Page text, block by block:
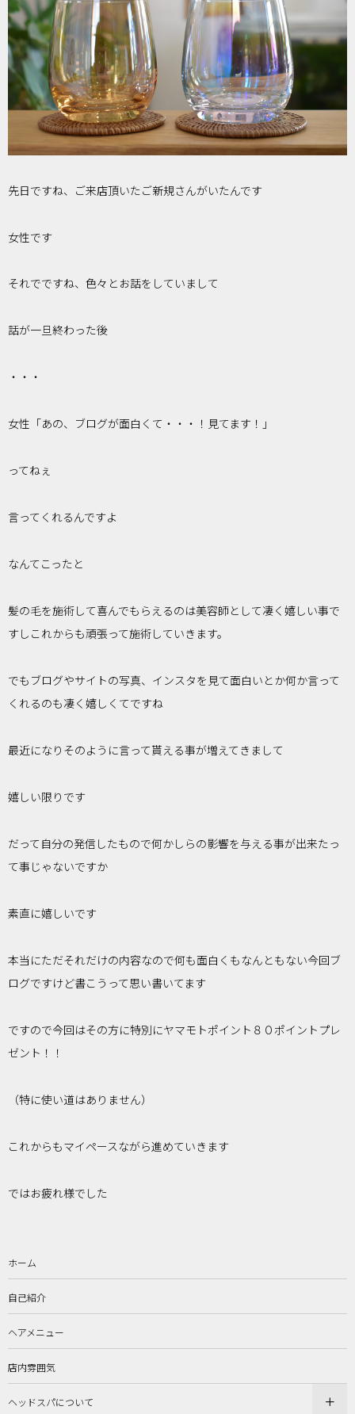
先日ですね、ご来店頂いたご新規さんがいたんです
女性です
それでですね、色々とお話をしていまして
話が一旦終わった後
・・・
女性「あの、ブログが面白くて・・・！見てます！」
ってねぇ
言ってくれるんですよ
なんてこったと
髪の毛を施術して喜んでもらえるのは美容師として凄く嬉しい事で
すしこれからも頑張って施術していきます。
でもブログやサイトの写真、インスタを見て面白いとか何か言って
くれるのも凄く嬉しくてですね
最近になりそのように言って貰える事が増えてきまして
嬉しい限りです
だって自分の発信したもので何かしらの影響を与える事が出来たっ
て事じゃないですか
素直に嬉しいです
本当にただそれだけの内容なので何も面白くもなんともない今回ブ
ログですけど書こうって思い書いてます
ですので今回はその方に特別にヤマモトポイント８０ポイントプレ
ゼント！！
（特に使い道はありません）
これからもマイペースながら進めていきます
ではお疲れ様でした
ホーム
自己紹介
ヘアメニュー
店内雰囲気
ヘッドスパについて